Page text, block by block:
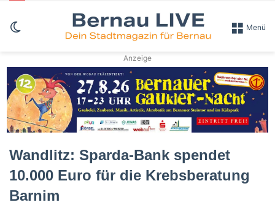
Skin umschalten Menü
Anzeige
Wandlitz: Sparda-Bank spendet
10.000 Euro für die Krebsberatung
Barnim